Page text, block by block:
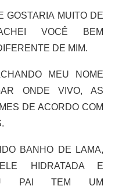
MUITO DE
VOCÊ BEM
DE MIM.
MEU NOME
ONDE VIVO, AS
DE ACORDO COM
BANHO DE LAMA,
HIDRATADA E
PAI TEM UM